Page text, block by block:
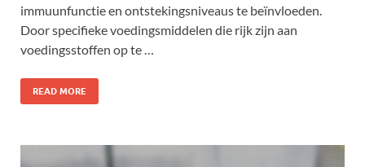
immuunfunctie en ontstekingsniveaus te beïnvloeden.
Door specifieke voedingsmiddelen die rijk zijn aan
voedingsstoffen op te …
READ MORE